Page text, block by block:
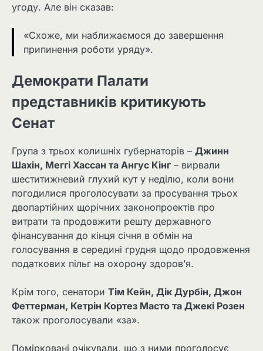
угоду. Але він сказав:
«Схоже, ми наближаємося до завершення
припинення роботи уряду».
Демократи Палати
представників критикують
Сенат
Група з трьох колишніх губернаторів – Джинн
Шахін, Меггі Хассан та Ангус Кінг – вирвали
шеститижневий глухий кут у неділю, коли вони
погодилися проголосувати за просування трьох
двопартійних щорічних законопроектів про
витрати та продовжити решту державного
фінансування до кінця січня в обмін на
голосування в середині грудня щодо продовження
податкових пільг на охорону здоров’я.
Крім того, сенатори Тім Кейн, Дік Дурбін, Джон
Феттерман, Кетрін Кортез Масто та Джекі Розен
також проголосували «за».
Помірковані очікували, що з ними проголосує